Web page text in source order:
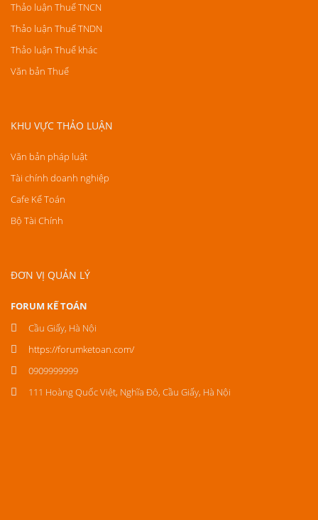
Thảo luận Thuế TNCN
Thảo luận Thuế TNDN
Thảo luận Thuế khác
Văn bản Thuế
KHU VỰC THẢO LUẬN
Văn bản pháp luật
Tài chính doanh nghiệp
Cafe Kế Toán
Bộ Tài Chính
ĐƠN VỊ QUẢN LÝ
FORUM KẾ TOÁN
Cầu Giấy, Hà Nội
https://forumketoan.com/
0909999999
111 Hoàng Quốc Việt, Nghĩa Đô, Cầu Giấy, Hà Nội